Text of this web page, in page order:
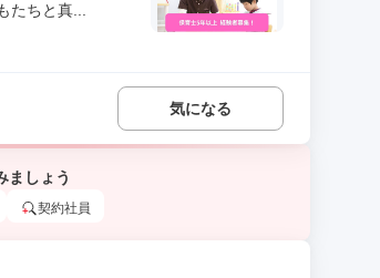
ちと真...
気になる
ましょう
契約社員